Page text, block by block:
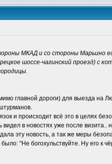
МКАД и со стороны Марьино
шоссе-чагинский проезд) с
главной дороги) для выезда на
и происходит всё это в целях
в новостях уже после
эту новость, а так же меры
"Не богохульствуйте. Ну его к